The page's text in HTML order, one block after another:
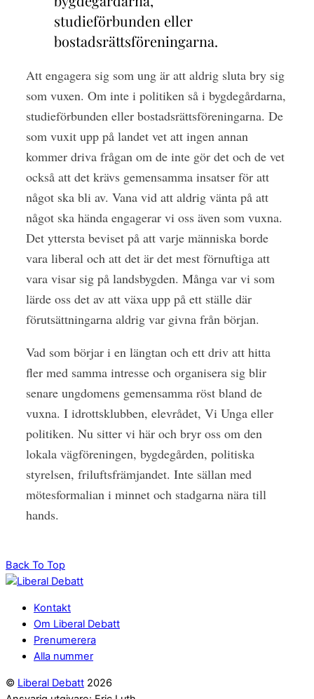
studieförbunden eller
bostadsrättsföreningarna.
Att engagera sig som ung är att aldrig sluta bry sig
som vuxen. Om inte i politiken så i bygdegårdarna,
studieförbunden eller bostadsrättsföreningarna. De
som vuxit upp på landet vet att ingen annan
kommer driva frågan om de inte gör det och de vet
också att det krävs gemensamma insatser för att
något ska bli av. Vana vid att aldrig vänta på att
något ska hända engagerar vi oss även som vuxna.
Det yttersta beviset på att varje människa borde
vara liberal och att det är det mest förnuftiga att
vara visar sig på landsbygden. Många var vi som
lärde oss det av att växa upp på ett ställe där
förutsättningarna aldrig var givna från början.
Vad som börjar i en längtan och ett driv att hitta
fler med samma intresse och organisera sig blir
senare ungdomens gemensamma röst bland de
vuxna. I idrottsklubben, elevrådet, Vi Unga eller
politiken. Nu sitter vi här och bryr oss om den
lokala vägföreningen, bygdegården, politiska
styrelsen, friluftsfrämjandet. Inte sällan med
mötesformalian i minnet och stadgarna nära till
hands.
Back To Top
Kontakt
Om Liberal Debatt
Prenumerera
Alla nummer
© Liberal Debatt 2026